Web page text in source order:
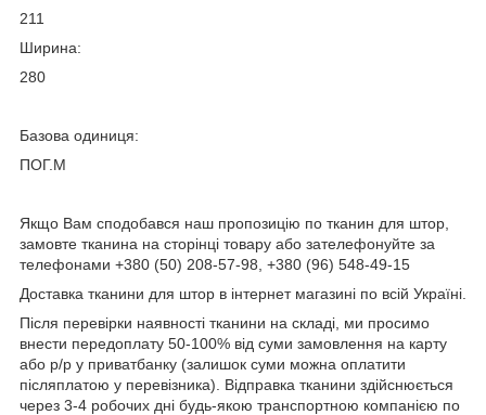
211
Ширина:
280
Базова одиниця:
ПОГ.М
Якщо Вам сподобався наш пропозицію по тканин для штор,
замовте тканина на сторінці товару або зателефонуйте за
телефонами +380 (50) 208-57-98, +380 (96) 548-49-15
Доставка тканини для штор в інтернет магазині по всій Україні.
Після перевірки наявності тканини на складі, ми просимо
внести передоплату 50-100% від суми замовлення на карту
або р/р у приватбанку (залишок суми можна оплатити
післяплатою у перевізника). Відправка тканини здійснюється
через 3-4 робочих дні будь-якою транспортною компанією по